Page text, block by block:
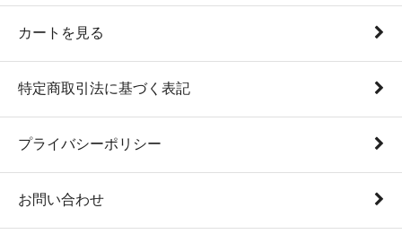
カートを見る
特定商取引法に基づく表記
プライバシーポリシー
お問い合わせ